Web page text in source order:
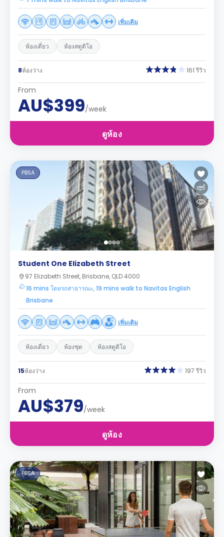
เพิ่มเติม
ห้องเดี่ยว ห้องสตูดิโอ
8ห้องว่าง 161 รีวิว
From
AU$399/week
ดูห้อง
PBSA
Student One Elizabeth Street
97 Elizabeth Street, Brisbane, QLD 4000
16 mins โดยรถสาธารณะ, 19 mins walk to Navitas English
Brisbane
เพิ่มเติม
ห้องเดี่ยว ห้องชุด ห้องสตูดิโอ
15ห้องว่าง 197 รีวิว
From
AU$379/week
ดูห้อง
PBSA